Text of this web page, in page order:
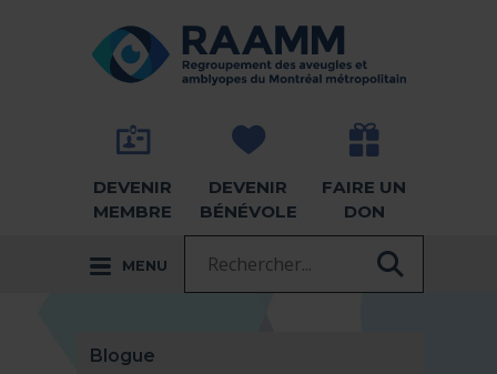
RETOUR À LA PAGE D'ACCUEIL -
DEVENIR
MEMBRE
DEVENIR
BÉNÉVOLE
FAIRE UN
DON
MENU
Blogue